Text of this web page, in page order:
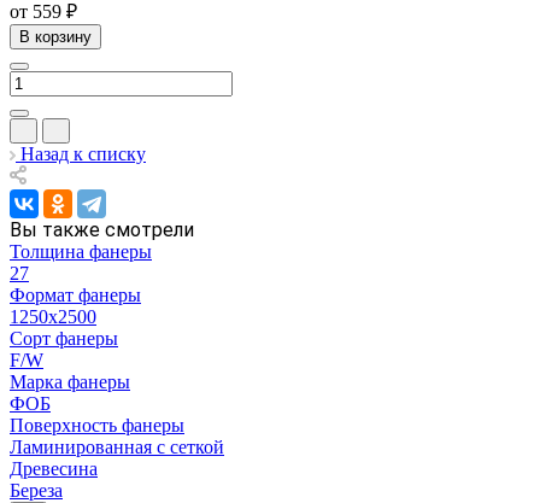
от 559 ₽
В корзину
Назад к списку
Вы также смотрели
Толщина фанеры
27
Формат фанеры
1250х2500
Сорт фанеры
F/W
Марка фанеры
ФОБ
Поверхность фанеры
Ламинированная с сеткой
Древесина
Береза